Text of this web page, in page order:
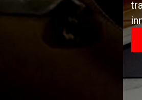
CONOCE NUESTROS PRODUCTOS